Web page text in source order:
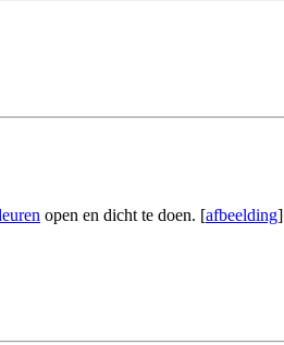
open en dicht te doen. [afbeelding]